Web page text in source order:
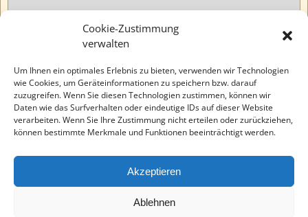
Cookie-Zustimmung
verwalten
Um Ihnen ein optimales Erlebnis zu bieten, verwenden wir Technologien
wie Cookies, um Geräteinformationen zu speichern bzw. darauf
zuzugreifen. Wenn Sie diesen Technologien zustimmen, können wir
Daten wie das Surfverhalten oder eindeutige IDs auf dieser Website
verarbeiten. Wenn Sie Ihre Zustimmung nicht erteilen oder zurückziehen,
können bestimmte Merkmale und Funktionen beeinträchtigt werden.
Akzeptieren
Ablehnen
Varia